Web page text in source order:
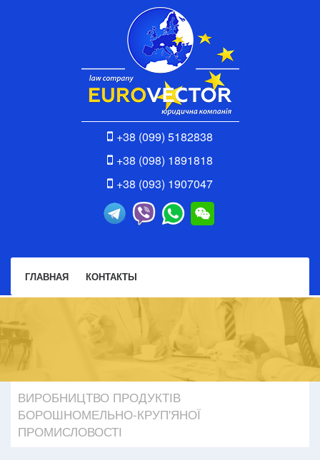
+38 (099) 5182838
+38 (098) 1891818
+38 (093) 1907047
ГЛАВНАЯ КОНТАКТЫ
ВИРОБНИЦТВО ПРОДУКТІВ
БОРОШНОМЕЛЬНО-КРУП'ЯНОЇ
ПРОМИСЛОВОСТІ